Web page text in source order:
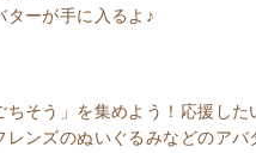
ターが手に入るよ♪
そう」を集めよう！応援した
ンズのぬいぐるみなどのアバ